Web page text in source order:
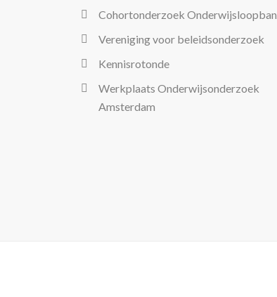
Cohortonderzoek
Vereniging voor beleidsonderzoek
Kennisrotonde
Werkplaats Onderwijsonderzoek
Amsterdam